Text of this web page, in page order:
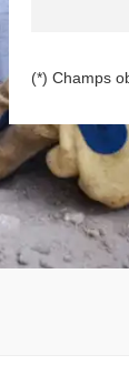
(*) Champs